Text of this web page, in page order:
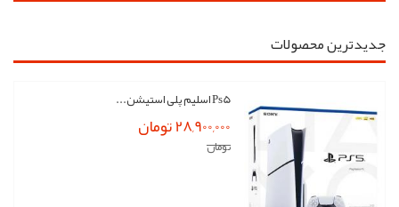
جدیدترین محصولات
Ps5 اسلیم پلی استیشن...
28,900,000 تومان
تومان